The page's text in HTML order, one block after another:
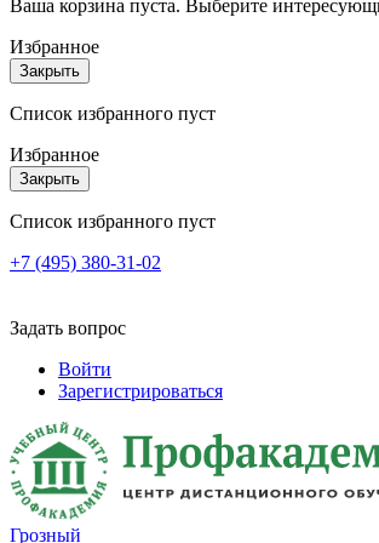
Ваша корзина пуста. Выберите
Избранное
Закрыть
Список избранного пуст
Избранное
Закрыть
Список избранного пуст
+7 (495) 380-31-02
Задать вопрос
Войти
Зарегистрироваться
Грозный